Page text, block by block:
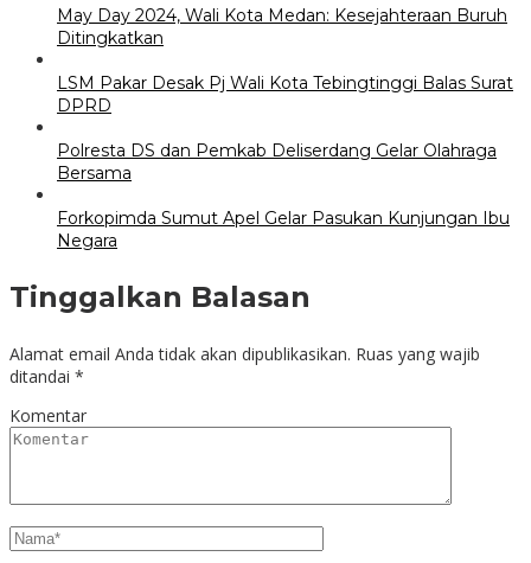
May Day 2024, Wali Kota Medan: Kesejahteraan Buruh
Ditingkatkan
LSM Pakar Desak Pj Wali Kota Tebingtinggi Balas Surat
DPRD
Polresta DS dan Pemkab Deliserdang Gelar Olahraga
Bersama
Forkopimda Sumut Apel Gelar Pasukan Kunjungan Ibu
Negara
Tinggalkan Balasan
Alamat email Anda tidak akan dipublikasikan. Ruas yang wajib
ditandai *
Komentar